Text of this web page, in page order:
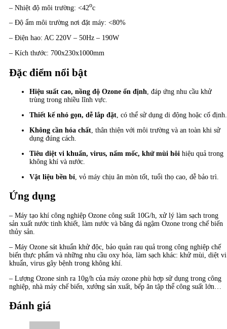
– Nhiệt độ môi trường: <42oc
– Độ ẩm môi trường nơi đặt máy: <80%
– Điện hao: AC 220V – 50Hz – 190W
– Kích thước: 700x230x1000mm
Đặc điểm nổi bật
Hiệu suất cao, nồng độ Ozone ổn định, đáp ứng nhu cầu khử
trùng trong nhiều lĩnh vực.
Thiết kế nhỏ gọn, dễ lắp đặt, có thể sử dụng di động hoặc cố định.
Không cần hóa chất, thân thiện với môi trường và an toàn khi sử
dụng đúng cách.
Tiêu diệt vi khuẩn, virus, nấm mốc, khử mùi hôi hiệu quả trong
không khí và nước.
Vật liệu bền bỉ, vỏ máy chịu ăn mòn tốt, tuổi thọ cao, dễ bảo trì.
Ứng dụng
– Máy tạo khí công nghiệp Ozone công suất 10G/h, xử lý làm sạch trong
sản xuất nước tinh khiết, làm nước và băng đá ngậm Ozone trong chế biến
thủy sản.
– Máy Ozone sát khuẩn khử độc, bảo quản rau quả trong công nghiệp chế
biến thực phẩm và những nhu cầu oxy hóa, làm sạch khác: khử mùi, diệt vi
khuẩn, virus gây bệnh trong không khí.
– Lượng Ozone sinh ra 10g/h của máy ozone phù hợp sử dụng trong công
nghiệp, nhà máy chế biến, xưởng sản xuất, bếp ăn tập thể công suất lớn…
Đánh giá